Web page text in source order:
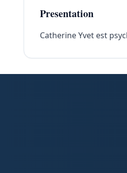
Presentation
Catherine Yvet est